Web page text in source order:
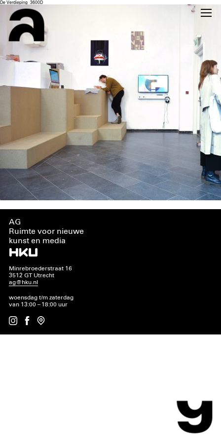
De Verdieping_3600D
AG
Ruimte voor nieuwe
kunst en media
Minrebroederstraat 16
3512 GT Utrecht
ag@hku.nl
woensdag t/m zaterdag
van 13:00 – 18:00 uur